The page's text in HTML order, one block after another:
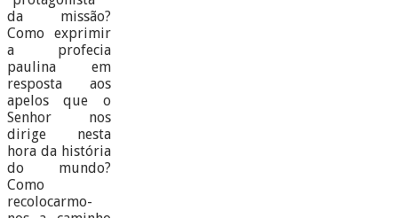
da missão?
Como exprimir
a profecia
paulina em
resposta aos
apelos que o
Senhor nos
dirige nesta
hora da história
do mundo?
Como
recolocarmo-